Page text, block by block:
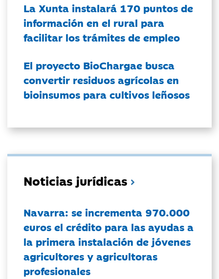
La Xunta instalará 170 puntos de
información en el rural para
facilitar los trámites de empleo
El proyecto BioChargae busca
convertir residuos agrícolas en
bioinsumos para cultivos leñosos
Noticias jurídicas
Navarra: se incrementa 970.000
euros el crédito para las ayudas a
la primera instalación de jóvenes
agricultores y agricultoras
profesionales